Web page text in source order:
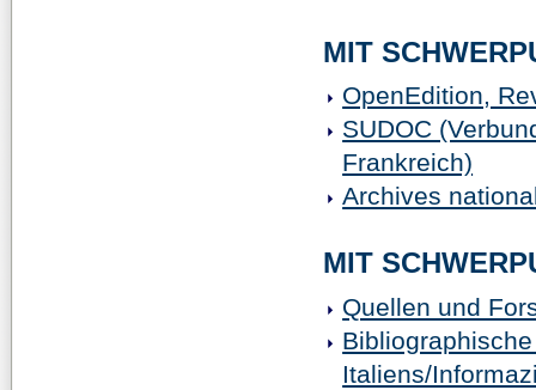
MIT
OpenEdition,
SUDOC
Frankreich)
Archives
MIT
Quellen und
Italiens/